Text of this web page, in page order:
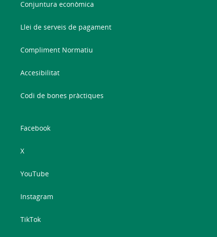
Conjuntura econòmica
Llei de serveis de pagament
Compliment Normatiu
Accesibilitat
Codi de bones pràctiques
Facebook
X
YouTube
Instagram
TikTok